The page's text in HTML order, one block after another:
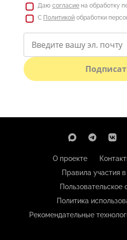
Даю согласие на обработку
С Политикой обработки
О проекте
Правила участия
Пользовательское
Политика
Рекомендательные